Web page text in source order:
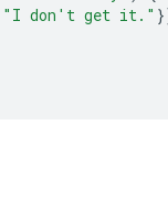
"I don't get it."